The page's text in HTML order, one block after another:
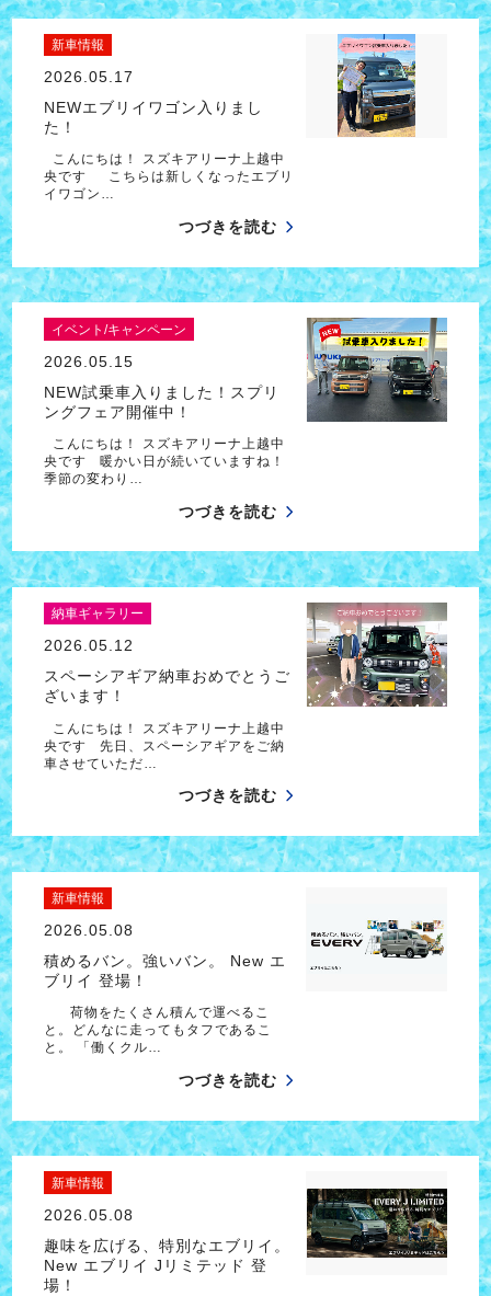
新車情報
2026.05.17
NEWエブリイワゴン入りまし
た！
こんにちは！ スズキアリーナ上越中
央です こちらは新しくなったエブリ
イワゴン…
つづきを読む
イベント/キャンペーン
2026.05.15
NEW試乗車入りました！スプリ
ングフェア開催中！
こんにちは！ スズキアリーナ上越中
央です 暖かい日が続いていますね！
季節の変わり…
つづきを読む
納車ギャラリー
2026.05.12
スペーシアギア納車おめでとうご
ざいます！
こんにちは！ スズキアリーナ上越中
央です 先日、スペーシアギアをご納
車させていただ…
つづきを読む
新車情報
2026.05.08
積めるバン。強いバン。 New エ
ブリイ 登場！
荷物をたくさん積んで運べるこ
と。どんなに走ってもタフであるこ
と。 「働くクル…
つづきを読む
新車情報
2026.05.08
趣味を広げる、特別なエブリイ。
New エブリイ Jリミテッド 登
場！